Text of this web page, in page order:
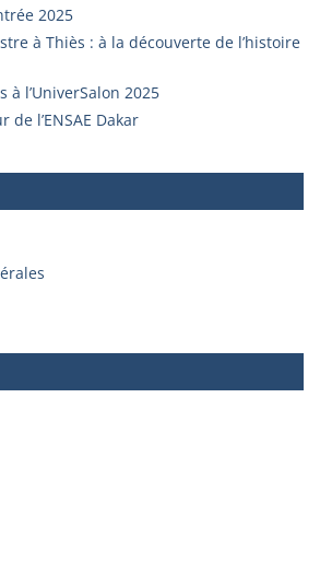
2025
à Thiès : à la découverte de l’histoire
à l’UniverSalon 2025
l’ENSAE Dakar